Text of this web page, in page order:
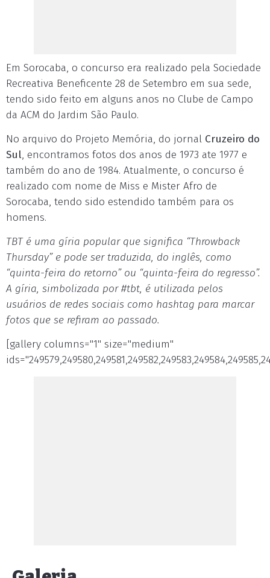
Em Sorocaba, o concurso era realizado pela Sociedade
Recreativa Beneficente 28 de Setembro em sua sede,
tendo sido feito em alguns anos no Clube de Campo
da ACM do Jardim São Paulo.
No arquivo do Projeto Memória, do jornal Cruzeiro do
Sul, encontramos fotos dos anos de 1973 ate 1977 e
também do ano de 1984. Atualmente, o concurso é
realizado com nome de Miss e Mister Afro de
Sorocaba, tendo sido estendido também para os
homens.
TBT é uma gíria popular que significa “Throwback
Thursday” e pode ser traduzida, do inglês, como
“quinta-feira do retorno” ou “quinta-feira do regresso”.
A gíria, simbolizada por #tbt, é utilizada pelos
usuários de redes sociais como hashtag para marcar
fotos que se refiram ao passado.
[gallery columns="1" size="medium"